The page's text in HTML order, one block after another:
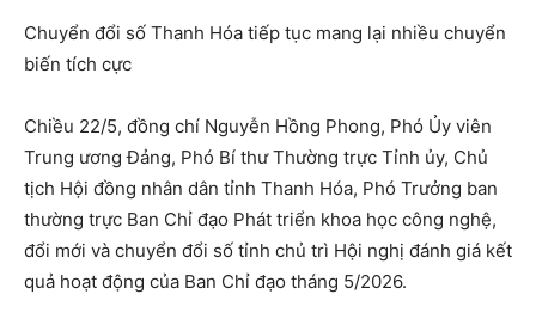
Chuyển đổi số Thanh Hóa tiếp tục mang lại nhiều chuyển
biến tích cực
Chiều 22/5, đồng chí Nguyễn Hồng Phong, Phó Ủy viên
Trung ương Đảng, Phó Bí thư Thường trực Tỉnh ủy, Chủ
tịch Hội đồng nhân dân tỉnh Thanh Hóa, Phó Trưởng ban
thường trực Ban Chỉ đạo Phát triển khoa học công nghệ,
đổi mới và chuyển đổi số tỉnh chủ trì Hội nghị đánh giá kết
quả hoạt động của Ban Chỉ đạo tháng 5/2026.